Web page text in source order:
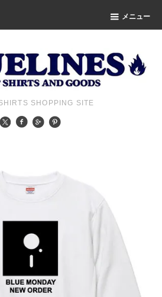
メニュー
SHOPPING SITE